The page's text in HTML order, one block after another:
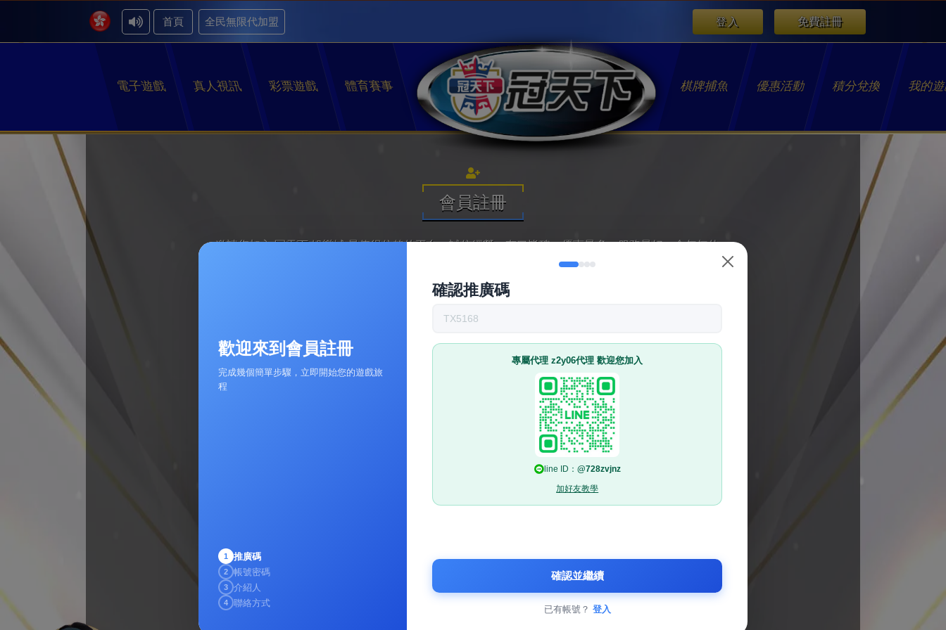
首頁 全民無限代加盟 登入 免費註冊
電子遊戲 真人視訊 彩票遊戲 體育賽事 棋牌捕魚 優惠活動 積分兌換 我的
會員註冊
邀請您加入 冠天下 娛樂城 最值得信賴的平台，誠信經營、有口皆碑、優惠最多、服務最好、全年無休。
帳號
(帳號長度為6-30個小寫英數字，開頭須為英文)
通訊軟體ID
下一頁
lineID：
歡迎來到會員註冊
完成幾個簡單步驟，立即開始您的遊戲旅
程
1 推廣碼
2 帳號密碼
3 介紹人
4 聯絡方式
確認推廣碼
專屬代理 z2y06代理 歡迎您加入
line ID： @728zvjnz
加好友教學
確認並繼續
已有帳號？ 登入